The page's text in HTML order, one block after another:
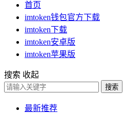
首页
imtoken钱包官方下载
imtoken下载
imtoken安卓版
imtoken苹果版
搜索 收起
搜索
最新推荐